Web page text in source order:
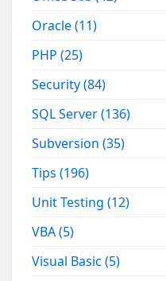
Oracle(11)
PHP(25)
Security(84)
SQL Server(136)
Subversion(35)
Tips(196)
Unit Testing(12)
VBA(5)
Visual Basic(5)